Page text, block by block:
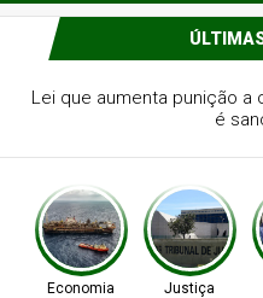
Debate aponta avanços
Maria
Economia Justiça